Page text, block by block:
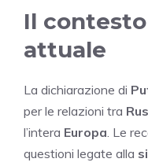
Il
attuale
La dichiarazione di
per le relazioni tra
l’intera Europa. Le
questioni legate alla